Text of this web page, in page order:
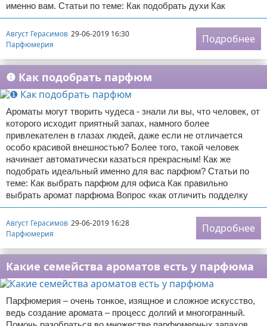
именно вам. Статьи по теме: Как подобрать духи Как
Август Герасимов 29-06-2019 16:30
Парфюмерия
Подробнее
❶ Как подобрать парфюм
Ароматы могут творить чудеса - знали ли вы, что человек, от
которого исходит приятный запах, намного более
привлекателен в глазах людей, даже если не отличается
особо красивой внешностью? Более того, такой человек
начинает автоматически казаться прекрасным! Как же
подобрать идеальный именно для вас парфюм? Статьи по
теме: Как выбрать парфюм для офиса Как правильно
выбрать аромат парфюма Вопрос «как отличить подделку
Август Герасимов 29-06-2019 16:28
Парфюмерия
Подробнее
Какие семейства ароматов есть у парфюма
Парфюмерия – очень тонкое, изящное и сложное искусство,
ведь создание аромата – процесс долгий и многогранный.